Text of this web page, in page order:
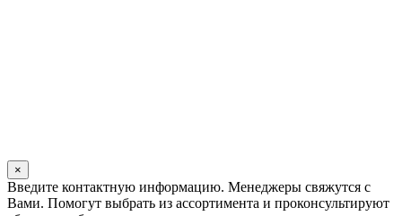
×
Оставьте
это
Введите контактную информацию. Менеджеры свяжутся с
Вами. Помогут выбрать из ассортимента и проконсультируют